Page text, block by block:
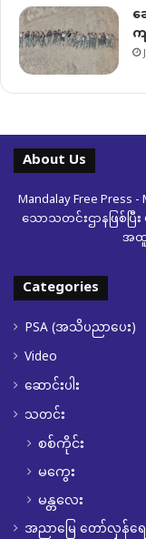
About Us
Mandalay Free
သောသတင်းဌာနဖြစ်ပြီ
အ
Categories
PSA (အသိပညာပေး)
Video
ဆောင်းပါး
သတင်း
စစ်ကိုင်း
မကွေး
မန္တလေး
အညာမြေ တော်လှန်ရေ